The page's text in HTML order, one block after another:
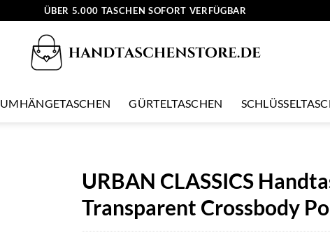
ÜBER 5.000 TASCHEN SOFORT VERFÜGBAR
UMHÄNGETASCHEN GÜRTELTASCHEN
URBAN CLASSICS
Transparent Crossbody